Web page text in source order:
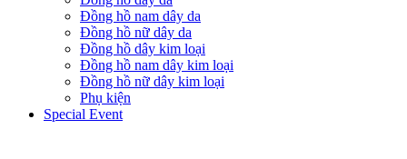
Đồng hồ nam dây da
Đồng hồ nữ dây da
Đồng hồ dây kim loại
Đồng hồ nam dây kim loại
Đồng hồ nữ dây kim loại
Phụ kiện
Special Event